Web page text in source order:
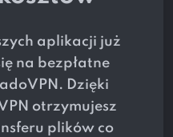
aplikacji już
na bezpłatne
Dzięki
otrzymujesz
plików co